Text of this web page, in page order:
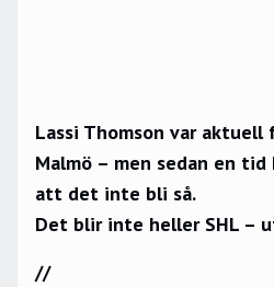
Lassi Thomson var
Malmö – men sedan en
att det inte bli så.
Det blir inte heller SHL –
//